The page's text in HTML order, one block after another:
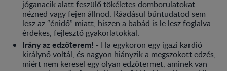
jóganacik alatt feszülő tökéletes domborulatokat
nézned vagy fejen állnod. Ráadásul bűntudatod sem
lesz az “énidő” miatt, hiszen a babád is le lesz foglalva
érdekes, fejlesztő gyakorlatokkal.
Irány az edzőterem! - Ha egykoron egy igazi kardió
királynő voltál, és nagyon hiányzik a megszokott edzés,
miért nem keresel egy olyan edzőtermet, aminek van